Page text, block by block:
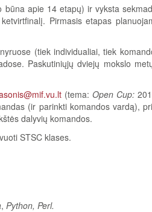
apie 14 etapų) ir vyksta
Pirmasis etapas
(tiek individualiai, tiek
Paskutiniųjų dviejų mokslo
(tema:Open Cup:
(ir parinkti komandos vardą),
dalyvių komandos.
STSC klases.
, Python, Perl.